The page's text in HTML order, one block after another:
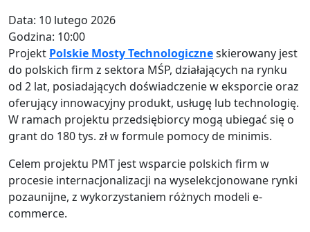
Data: 10 lutego 2026
Godzina: 10:00
Projekt Polskie Mosty Technologiczneskierowany jest
do polskich firm z sektora MŚP, działających na rynku
od 2 lat, posiadających doświadczenie w eksporcie oraz
oferujący innowacyjny produkt, usługę lub technologię.
W ramach projektu przedsiębiorcy mogą ubiegać się o
grant do 180 tys. zł w formule pomocy de minimis.
Celem projektu PMT jest wsparcie polskich firm w
procesie internacjonalizacji na wyselekcjonowane rynki
pozaunijne, z wykorzystaniem różnych modeli e-
commerce.